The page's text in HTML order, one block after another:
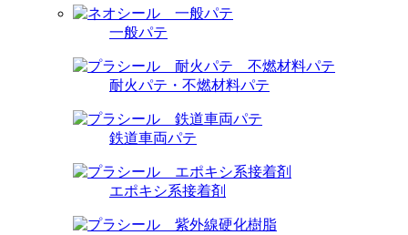
一般パテ
耐火パテ・不燃材料パテ
鉄道車両パテ
エポキシ系接着剤